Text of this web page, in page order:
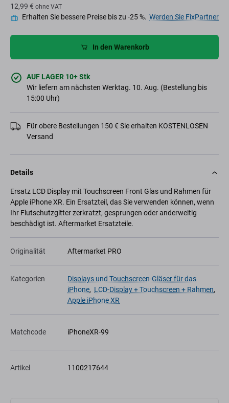
12,99 € ohne VAT
Erhalten Sie bessere Preise bis zu -25 %. Werden Sie FixPartner
In den Warenkorb
AUF LAGER 10+ Stk
Wir liefern am nächsten Werktag. 10. Aug. (Bestellung bis
15:00 Uhr)
Für obere Bestellungen 150 € Sie erhalten KOSTENLOSEN
Versand
Details
Ersatz LCD Display mit Touchscreen Front Glas und Rahmen für
Apple iPhone XR. Ein Ersatzteil, das Sie verwenden können, wenn
Ihr Flutschutzgitter zerkratzt, gesprungen oder anderweitig
beschädigt ist. Aftermarket Ersatzteile.
Originalität Aftermarket PRO
Kategorien
Displays und Touchscreen-Gläser für das
iPhone, LCD-Display + Touchscreen + Rahmen,
Apple iPhone XR
Matchcode iPhoneXR-99
Artikel 1100217644